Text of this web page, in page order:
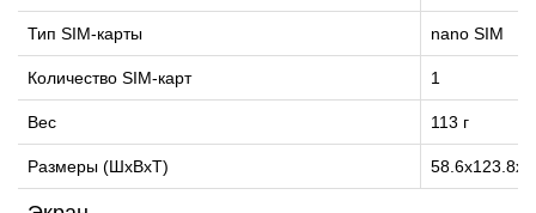
Тип SIM-карты nano SIM
Количество SIM-карт 1
Вес 113 г
Размеры (ШxВxТ)